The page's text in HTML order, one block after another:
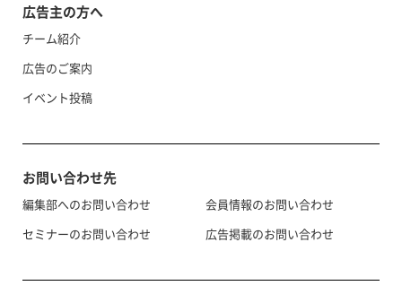
広告主の方へ
チーム紹介
広告のご案内
イベント投稿
お問い合わせ先
編集部へのお問い合わせ
セミナーのお問い合わせ
会員情報のお問い合わせ
広告掲載のお問い合わせ